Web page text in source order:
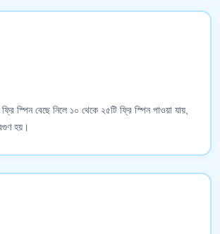
স্পিন বেছে নিলে ১০ থেকে ২৫টি ফ্রি স্পিন পাওয়া যায়,
হয়।